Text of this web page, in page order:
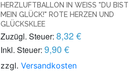
HERZLUFTBALLON IN WEISS "DU BIST M
EIN GLÜCK!" ROTE HERZEN UND G
LÜCKSKLEE
Zuzügl. Steuer: 8,32 €
Inkl. Steuer: 9,90 €
zzgl.Versandkosten